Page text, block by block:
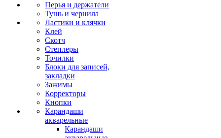
Перья и держатели
Тушь и чернила
Ластики и клячки
Клей
Скотч
Степлеры
Точилки
Блоки для записей,
закладки
Зажимы
Корректоры
Кнопки
Карандаши
акварельные
Карандаши